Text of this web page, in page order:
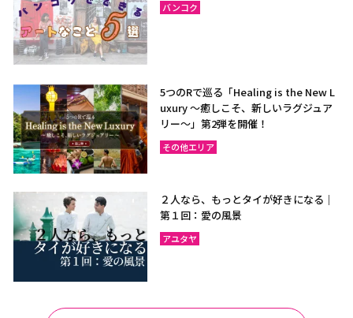
バンコク
5つのRで巡る「Healing is the New L
uxury ～癒しこそ、新しいラグジュア
リー〜」第2弾を開催！
その他エリア
２人なら、もっとタイが好きになる｜
第１回：愛の風景
アユタヤ